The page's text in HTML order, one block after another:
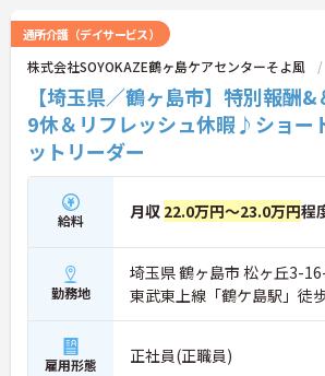
朝のミーティングによる情報共有や多職種連
付いており、サポート体制も万全です。髪色や
ルなどが原則自由となっており、自分らしい
ルを維持しながら長期的に活躍できる魅力的
です。
★おすすめPOINT★
【ユニットリーダーとして現場を支え、充実し
・スタッフのまとめ役としてチーム運営の中心
り、やりがいを感じながら活躍できます
・業績と個人の評価により、 寸志とは別に特
が支給されます
【年間17日のリフレッシュ休暇があり、私生
立して長く続けられます】
・有給休暇とは別に年間17日のリフレッシュ休
あるため、心身をリフレッシュできる環境です
通所介護（デイサービス）
株式会社SOYOKAZE鶴ヶ島ケアセンターそよ風
【埼玉県／鶴ヶ島市】特別報酬
9休＆リフレッシュ休暇♪ショー
ットリーダー
給料 月収 22.0万円～23.0万円程
勤務地
埼玉県 鶴ヶ島市 松ヶ丘3-
東武東上線「鶴ケ島駅」徒
雇用形態 正社員(正職員)